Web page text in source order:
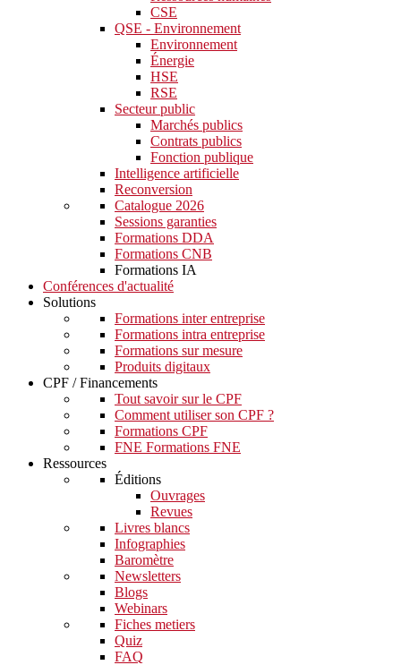
CSE
QSE - Environnement
Environnement
Énergie
HSE
RSE
Secteur public
Marchés publics
Contrats publics
Fonction publique
Intelligence artificielle
Reconversion
Catalogue 2026
Sessions garanties
Formations DDA
Formations CNB
Formations IA
Conférences d'actualité
Solutions
Formations inter entreprise
Formations intra entreprise
Formations sur mesure
Produits digitaux
CPF / Financements
Tout savoir sur le CPF
Comment utiliser son CPF ?
Formations CPF
FNE Formations FNE
Ressources
Éditions
Ouvrages
Revues
Livres blancs
Infographies
Baromètre
Newsletters
Blogs
Webinars
Fiches metiers
Quiz
FAQ